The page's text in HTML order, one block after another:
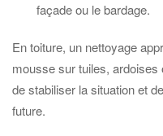
façade ou le bardage.
En toiture, un nettoyage
mousse sur tuiles,
de stabiliser la situation et
future.